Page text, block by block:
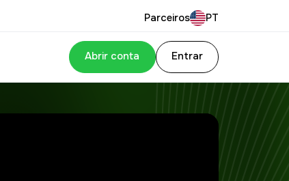
Parceiros PT
Abrir conta Entrar